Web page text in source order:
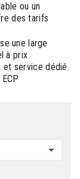
ou un
des tarifs
une large
à prix
et service dédié.
